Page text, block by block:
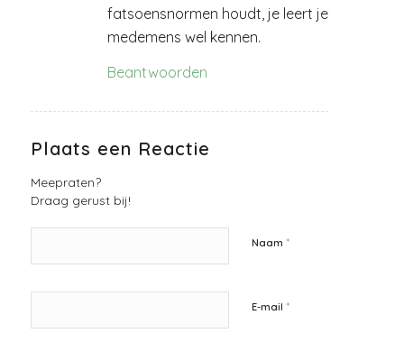
fatsoensnormen houdt, je leert je
medemens wel kennen.
Beantwoorden
Plaats een Reactie
Meepraten?
Draag gerust bij!
Naam *
E-mail *